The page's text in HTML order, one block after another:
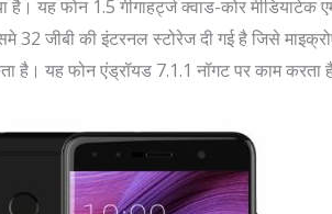
है। यह फोन 1.5 गीगाहर्ट्ज क्वाड-कोर मीडियाटेक
जीबी की इंटरनल स्टोरेज दी गई है जिसे
है। यह फोन एंड्रॉयड 7.1.1 नॉगट पर काम करता